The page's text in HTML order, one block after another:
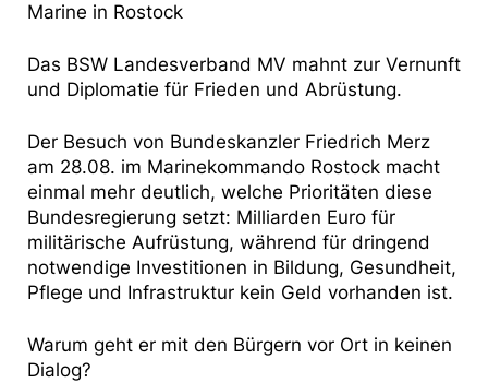
Marine in Rostock
Das BSW Landesverband MV mahnt zur Vernunft
und Diplomatie für Frieden und Abrüstung.
Der Besuch von Bundeskanzler Friedrich Merz
am 28.08. im Marinekommando Rostock macht
einmal mehr deutlich, welche Prioritäten diese
Bundesregierung setzt: Milliarden Euro für
militärische Aufrüstung, während für dringend
notwendige Investitionen in Bildung, Gesundheit,
Pflege und Infrastruktur kein Geld vorhanden ist.
Warum geht er mit den Bürgern vor Ort in keinen
Dialog?